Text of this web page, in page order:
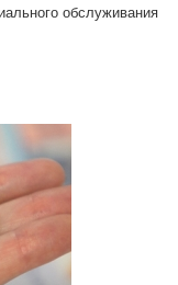
обслуживания